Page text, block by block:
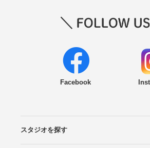
Facebook
スタジオを探す